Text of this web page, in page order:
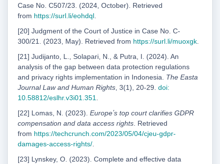
Case No. C507/23. (2024, October). Retrieved
from https://surl.li/eohdql.
[20] Judgment of the Court of Justice in Case No. C-
300/21. (2023, May). Retrieved from https://surl.li/muoxgk.
[21] Judijanto, L., Solapari, N., & Putra, I. (2024). An
analysis of the gap between data protection regulations
and privacy rights implementation in Indonesia. The Easta
Journal Law and Human Rights, 3(1), 20-29. doi:
10.58812/eslhr.v3i01.351.
[22] Lomas, N. (2023). Europeʼs top court clarifies GDPR
compensation and data access rights. Retrieved
from https://techcrunch.com/2023/05/04/cjeu-gdpr-
damages-access-rights/.
[23] Lynskey, O. (2023). Complete and effective data